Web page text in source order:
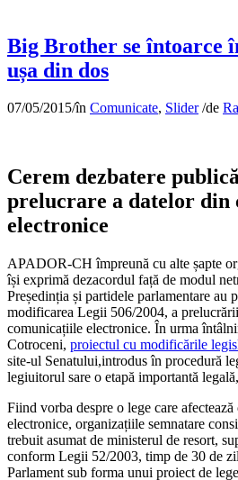
Big Brother se întoarce
ușa din dos
07/05/2015/în Comunicate, Slider /de
Cerem dezbatere
prelucrare a datelor din
electronice
APADOR-CH împreună cu alte șapte
își exprimă dezacordul față de modul
Președinția și partidele parlamentare au
modificarea Legii 506/2004, a
comunicațiile electronice. În urma
Cotroceni, proiectul cu modificările
site-ul Senatului,introdus în procedură
legiuitorul sare o etapă importantă
Fiind vorba despre o lege care
electronice, organizațiile semnatare
trebuit asumat de ministerul de resort,
conform Legii 52/2003, timp de 30 de
Parlament sub forma unui proiect de